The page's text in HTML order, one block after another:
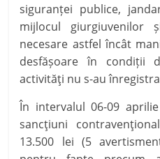
siguranței publice,
mijlocul giurgiuvenilor
necesare astfel încât
desfășoare în condiții
activități nu s-au
În intervalul 06-09
sancțiuni
13.500 lei (5